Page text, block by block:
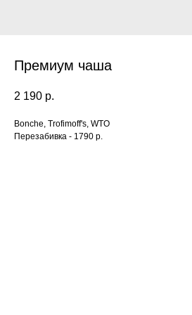
Премиум чаша
2 190 р.
Bonche, Trofimoff's, WTO
Перезабивка - 1790 р.